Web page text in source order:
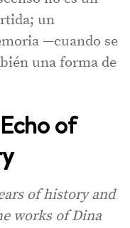
un
—cuando se
una forma de
of
of history and
works of Dina